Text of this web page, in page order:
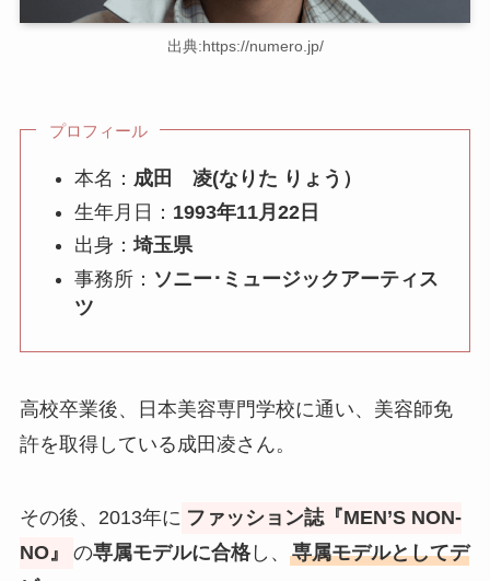
出典:https://numero.jp/
プロフィール
本名： 成田 凌(なりた りょう）
生年月日： 1993年11月22日
出身：埼玉県
事務所： ソニー･ミュージックアーティス
ツ
高校卒業後、日本美容専門学校に通い、美容師免
許を取得している成田凌さん。
その後、2013年に ファッション誌『MEN’S NON-
NO』
の専属モデルに合格し、専属モデルとしてデ